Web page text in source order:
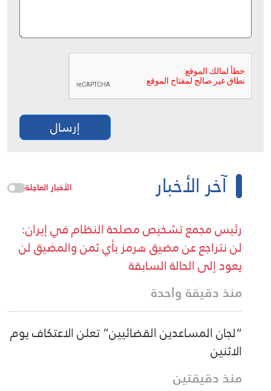
إرسال
آخر الأخبار الأخبار العاجلة
رئيس مجمع تشخيص مصلحة النظام في إيران:
لن نتراجع عن مضيق هرمز بأي ثمن والمضيق لن
يعود إلى الحالة السابقة
منذ دقيقة واحدة
“لجان المساعدين القضائيين” تعلن الاعتكاف يوم
الاثنين
منذ دقيقتين